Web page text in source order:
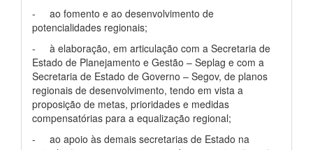
- ao fomento e ao desenvolvimento de
potencialidades regionais;
- à elaboração, em articulação com a Secretaria de
Estado de Planejamento e Gestão – Seplag e com a
Secretaria de Estado de Governo – Segov, de planos
regionais de desenvolvimento, tendo em vista a
proposição de metas, prioridades e medidas
compensatórias para a equalização regional;
- ao apoio às demais secretarias de Estado na